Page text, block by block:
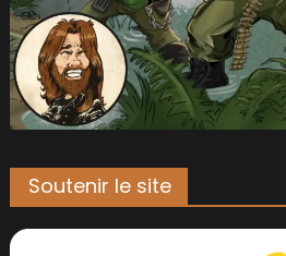
Soutenir le site